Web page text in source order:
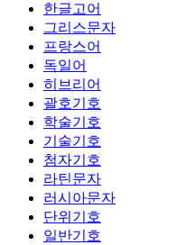
한글고어
그리스문자
프랑스어
독일어
히브리어
괄호기호
학술기호
기술기호
첨자기호
라틴문자
러시아문자
단위기호
일반기호